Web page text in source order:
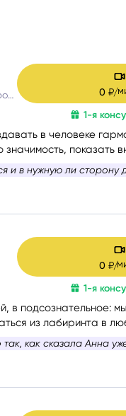
Таролог, психолог, нумеролог
в человеке
значимость, показать
в зависимости
и в нужную ли сторону
0 ₽/
1-я
в подсознательное:
из лабиринта в
вам с формулировкой.
как сказала Анна
0 ₽/
1-я